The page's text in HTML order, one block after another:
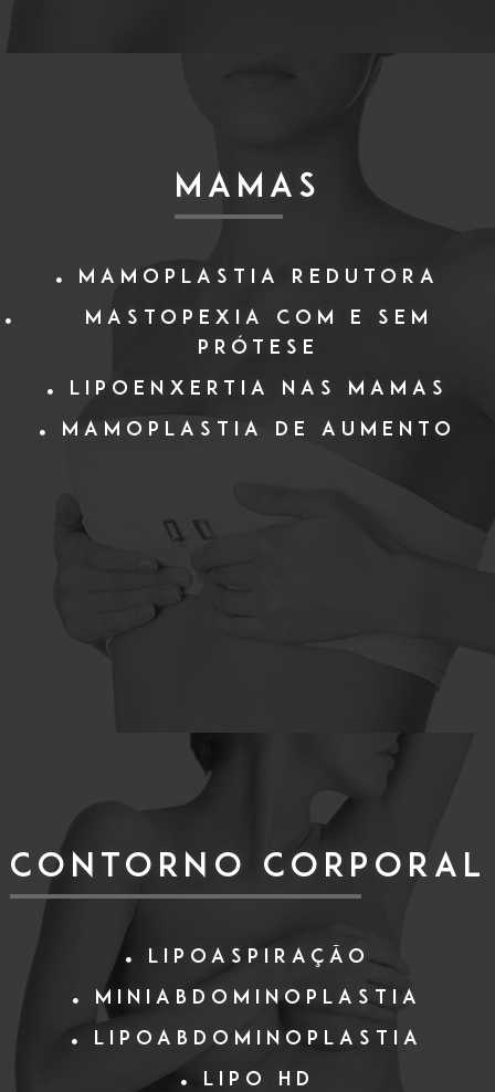
MAMAS
Mamoplastia Redutora
Mastopexia com e sem
Prótese
Lipoenxertia nas mamas
Mamoplastia de Aumento
CONTORNO CORPORAL
Lipoaspiração
Miniabdominoplastia
Lipoabdominoplastia
Lipo HD